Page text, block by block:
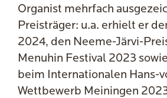
Organist mehrfach
Preisträger: u.a. erhielt er
2024, den Neeme-Järvi-
Menuhin Festival 2023
beim Internationalen Hans-
Wettbewerb Meiningen